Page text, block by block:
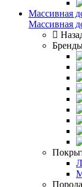
Массивная
Массивная